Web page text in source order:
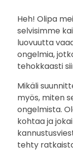
Heh! Olipa
selvisimme
luovuutta
ongelmia,
tehokkaasti
Mikäli
myös, miten
ongelmista.
kohtaa ja
tehty